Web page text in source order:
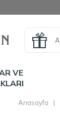
VE
Anasayfa |